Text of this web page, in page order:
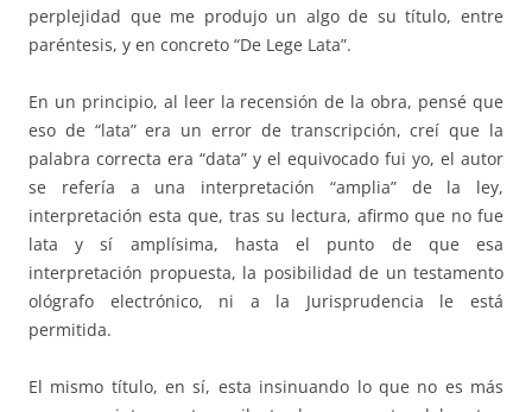
perplejidad que me produjo un algo de su título, entre
paréntesis, y en concreto “De Lege Lata”.
En un principio, al leer la recensión de la obra, pensé que
eso de “lata” era un error de transcripción, creí que la
palabra correcta era “data” y el equivocado fui yo, el autor
se refería a una interpretación “amplia” de la ley,
interpretación esta que, tras su lectura, afirmo que no fue
lata y sí amplísima, hasta el punto de que esa
interpretación propuesta, la posibilidad de un testamento
ológrafo electrónico, ni a la Jurisprudencia le está
permitida.
El mismo título, en sí, esta insinuando lo que no es más